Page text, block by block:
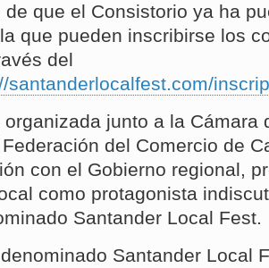
de que el Consistorio ya ha
que pueden inscribirse los
del
santanderlocalfest.com/
junto a la Cámara
del Comercio de
con el Gobierno regional,
como protagonista
Santander Local Fest.
Santander Local